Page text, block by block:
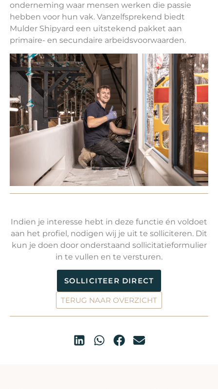
onderneming waar mensen werken die passie
hebben voor hun vak. Vanzelfsprekend biedt
Mulder Shipyard een uitstekend pakket aan
primaire- en secundaire arbeidsvoorwaarden.
Indien je interesse hebt in deze functie én voldoet
aan het profiel, nodigen wij je uit te solliciteren. Dit
kun je doen door onderstaand sollicitatieformulier
in te vullen en te versturen.
SOLLICITEER DIRECT
TERUG NAAR OVERZICHT